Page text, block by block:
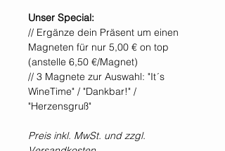
Unser Special:
// Ergänze dein Präsent um einen
Magneten für nur 5,00 € on top
(anstelle 6,50 €/Magnet)
// 3 Magnete zur Auswahl: "It´s
WineTime" / "Dankbar!" /
"Herzensgruß"
Preis inkl. MwSt. und zzgl.